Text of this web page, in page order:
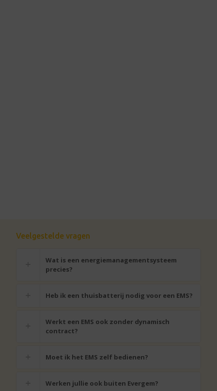
Veelgestelde vragen
Wat is een energiemanagementsysteem
precies?
Heb ik een thuisbatterij nodig voor een EMS?
Werkt een EMS ook zonder dynamisch
contract?
Moet ik het EMS zelf bedienen?
Werken jullie ook buiten Evergem?